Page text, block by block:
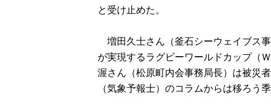
と受け止めた。
増田久士さん（釜石シーウェイブス
が実現するラグビーワールドカップ（
渥さん（松原町内会事務局長）は被災
（気象予報士）のコラムからは移ろう